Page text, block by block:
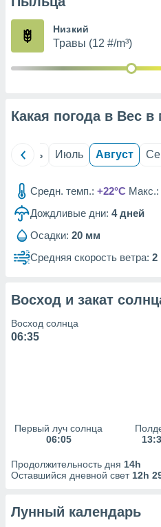
из
рекламы
1199
Низкий
Травы (12 #/m³)
Какая погода в Вес в
Июнь Июль Август
Средн. темп.: +22°C Макс.:
Дождливые дни: 4дней
Осадки: 20 мм
Средняя скорость ветра: 2
Восход и закат
Восход солнца
06:35
Первый луч солнца
06:05
Продолжительность дня 14h
Оставшийся дневной свет 12h
Лунный календарь